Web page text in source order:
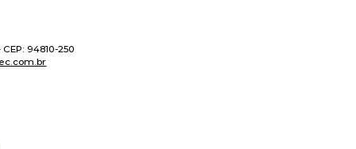
94810-250